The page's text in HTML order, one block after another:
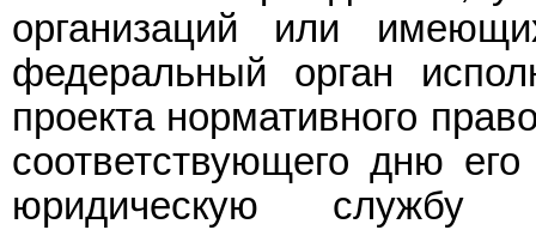
организаций или
федеральный орган
проекта нормативного
соответствующего дню
юридическую службу